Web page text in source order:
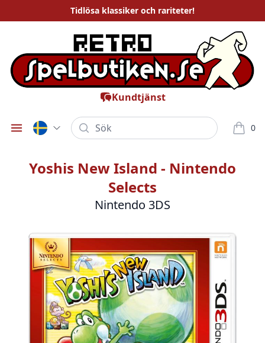
Tidlösa klassiker och rariteter!
Kundtjänst
Öppna meny
Sök 0
varor i
Yoshis New Island - Nintendo
Selects
Nintendo 3DS
Bilder